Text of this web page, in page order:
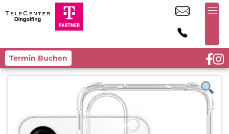
Termin Buchen